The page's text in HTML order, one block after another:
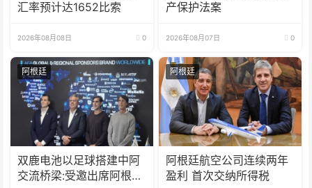
汇率预计达1652比索
2026年08月08日 0
产保护法案
2026年08月07日 0
阿根廷
双鹿电池以足球搭建中阿
交流桥梁:受邀出席阿根廷
阿根廷
阿根廷航空公司连续两年
盈利 首次交纳所得税